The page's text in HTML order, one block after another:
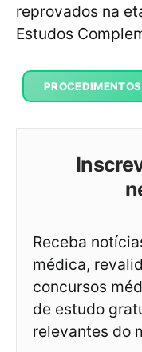
reprovados na
Estudos
Receba
médica,
concursos
de estudo
relevantes do